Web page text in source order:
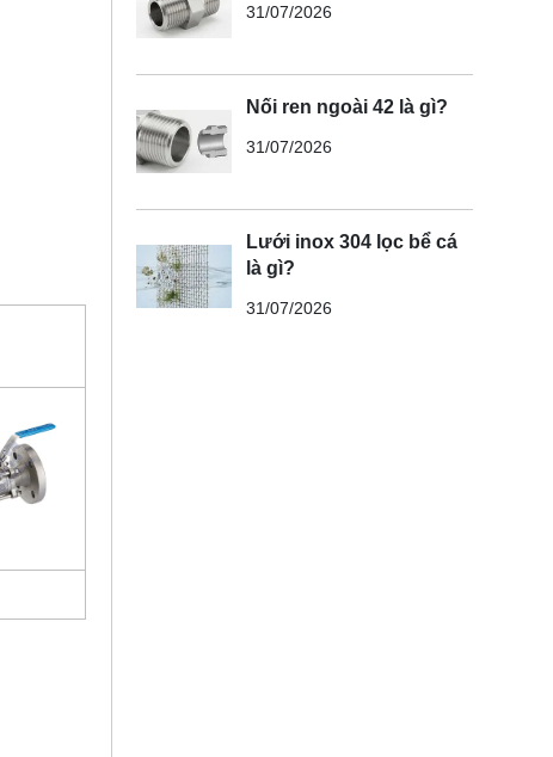
31/07/2026
Nối ren ngoài 42 là gì?
31/07/2026
Lưới inox 304 lọc bể cá
là gì?
31/07/2026